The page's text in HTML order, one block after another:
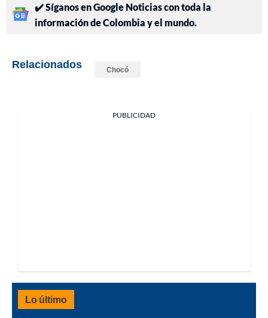
✔️ Síganos en Google Noticias con toda la
información de Colombia y el mundo.
Relacionados Chocó
PUBLICIDAD
Lo último